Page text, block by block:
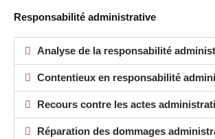
Responsabilité administrative
Analyse de la responsabilité
Contentieux en responsabilité
Recours contre les actes
Réparation des dommages